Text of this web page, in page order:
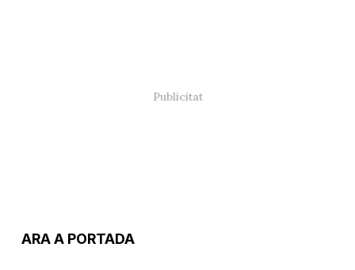
ARA A PORTADA